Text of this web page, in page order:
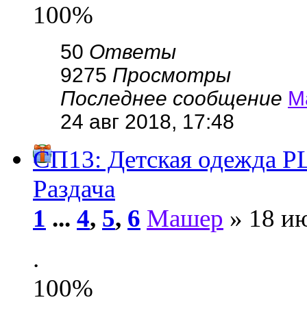
100%
50 Ответы
9275 Просмотры
Последнее сообщение
24 авг 2018, 17:48
СП13: Детская
Раздача
1 ... 4, 5, 6 Машер » 18
.
100%